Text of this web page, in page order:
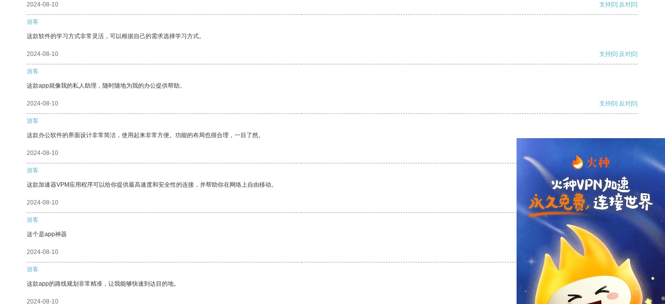
2024-08-10 支持[0] 反对[0]
游客
这款软件的学习方式非常灵活，可以根据自己的需求选择学习方式。
2024-08-10 支持[0] 反对[0]
游客
这款app就像我的私人助理，随时随地为我的办公提供帮助。
2024-08-10 支持[0] 反对[0]
游客
这款办公软件的界面设计非常简洁，使用起来非常方便。功能的布局也很合理，一目了然。
2024-08-10
游客
这款加速器VPM应用程序可以给你提供最高速度和安全性的连接，并帮助你在网络上自由移动。
2024-08-10 支持 [0] 反对[0]
游客
这个是app神器
2024-08-10 支持[0] 反对
游客
这款app的路线规划非常精准，让我能够快速到达目的地。
2024-08-10 支持[0] 反对[0]